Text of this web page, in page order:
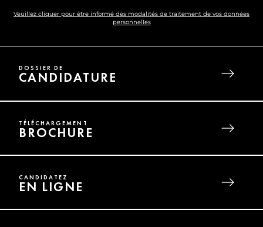
Veuillez cliquer pour être informé des modalités de traitement de vos données
personnelles
DOSSIER DE
CANDIDATURE
TÉLÉCHARGEMENT
BROCHURE
CANDIDATEZ
EN LIGNE